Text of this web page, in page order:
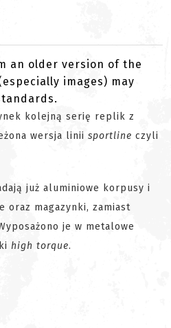
an older version of the
images) may
kolejną serię replik z
wersja linii sportline czyli
już aluminiowe korpusy i
oraz magazynki, zamiast
je w metalowe
high torque.